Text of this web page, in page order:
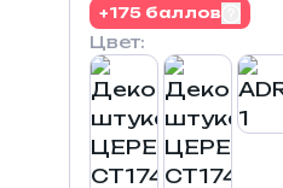
+175 баллов
Цвет: